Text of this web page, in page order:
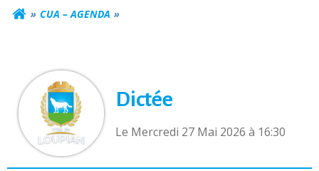
CUA – AGENDA
Dictée
Le Mercredi 27 Mai 2026 à 16:30